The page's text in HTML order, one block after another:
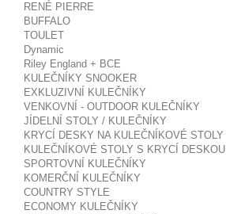
RENÉ PIERRE
BUFFALO
TOULET
Dynamic
Riley England + BCE
KULEČNÍKY SNOOKER
EXKLUZIVNÍ KULEČNÍKY
VENKOVNÍ - OUTDOOR KULEČNÍKY
JÍDELNÍ STOLY / KULEČNÍKY
KRYCÍ DESKY NA KULEČNÍKOVÉ STOLY
KULEČNÍKOVÉ STOLY S KRYCÍ DESKOU
SPORTOVNÍ KULEČNÍKY
KOMERČNÍ KULEČNÍKY
COUNTRY STYLE
ECONOMY KULEČNÍKY